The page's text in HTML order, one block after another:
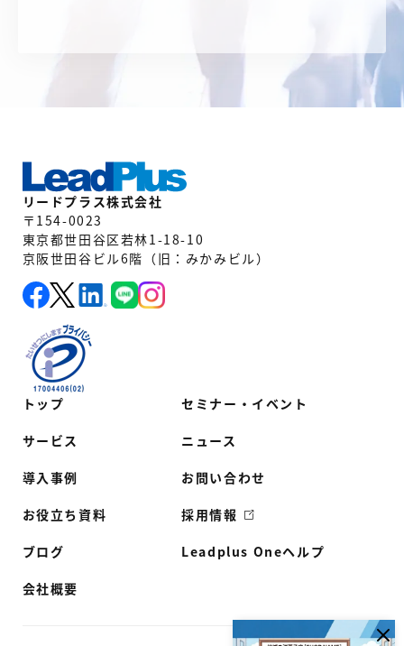
トップ
サービス
導入事例
お役立ち資料
ブログ
会社概要
セミナー・イベント
ニュース
お問い合わせ
採用情報
Leadplus Oneヘルプ
リードプラス株式会社
〒154-0023
東京都世田谷区若林1-18-10
京阪世田谷ビル6階（旧：みかみビル）